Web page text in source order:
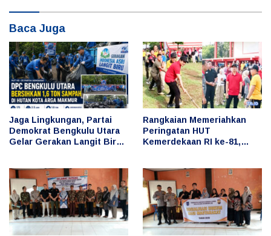
Baca Juga
Jaga Lingkungan, Partai
Demokrat Bengkulu Utara
Gelar Gerakan Langit Biru
Rangkaian Memeriahkan
Peringatan HUT
Kemerdekaan RI ke-81,